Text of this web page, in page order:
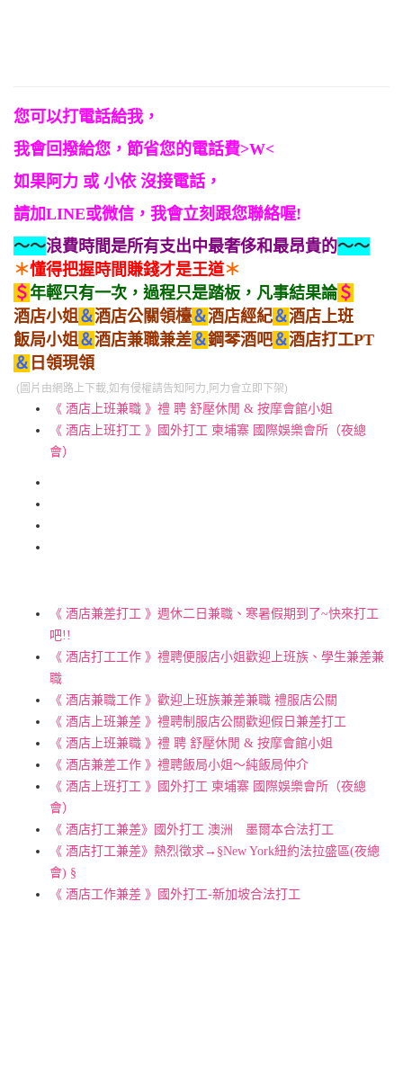
您可以打電話給我，
我會回撥給您，節省您的電話費>W<
如果阿力 或 小依 沒接電話，
請加LINE或微信，我會立刻跟您聯絡喔!
～～浪費時間是所有支出中最奢侈和最昂貴的～～
＊懂得把握時間賺錢才是王道＊
＄年輕只有一次，過程只是踏板，凡事結果論 ＄
酒店小姐＆酒店公關領檯＆酒店經紀＆酒店上班
飯局小姐＆酒店兼職兼差＆鋼琴酒吧＆酒店打工PT
＆ 日領現領
(圖片由網路上下載,如有侵權請告知阿力,阿力會立即下架)
《 酒店上班兼職 》禮 聘 舒壓休閒 & 按摩會館小姐
《 酒店上班打工 》國外打工 柬埔寨 國際娛樂會所（夜總
會）
《 酒店兼差打工 》週休二日兼職、寒暑假期到了~快來打工
吧!!
《 酒店打工工作 》禮聘便服店小姐歡迎上班族、學生兼差兼
職
《 酒店兼職工作 》歡迎上班族兼差兼職 禮服店公關
《 酒店上班兼差 》禮聘制服店公關歡迎假日兼差打工
《 酒店上班兼職 》禮 聘 舒壓休閒 & 按摩會館小姐
《 酒店兼差工作 》禮聘飯局小姐～純飯局仲介
《 酒店上班打工 》國外打工 柬埔寨 國際娛樂會所（夜總
會）
《 酒店打工兼差》國外打工 澳洲 墨爾本合法打工
《 酒店打工兼差》熱烈徵求→§New York紐約法拉盛區(夜總
會) §
《 酒店工作兼差 》國外打工-新加坡合法打工